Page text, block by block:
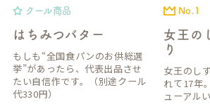
クール商品
はちみつバター
もしも“全国食パンのお供総選
挙”があったら、代表出品させ
たい自信作です。（別途クール
代330円）
No.1
女王の
り
女王のし
れて17年
ューアル